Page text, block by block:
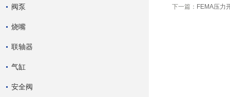
阀泵
烧嘴
联轴器
气缸
安全阀
下一篇： FEMA压力